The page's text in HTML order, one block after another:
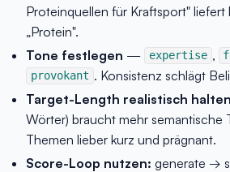
Proteinquellen für Kraftsport" liefert
„Protein".
Tone festlegen — expertise ,
provokant . Konsistenz schlägt
Target-Length realistisch
Wörter) braucht mehr semantische
Themen lieber kurz und prägnant.
Score-Loop nutzen: generate →